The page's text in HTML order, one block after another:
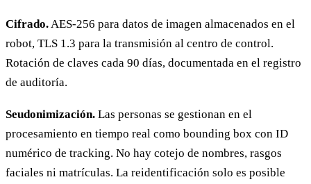
Cifrado. AES-256 para datos de imagen almacenados en el
robot, TLS 1.3 para la transmisión al centro de control.
Rotación de claves cada 90 días, documentada en el registro
de auditoría.
Seudonimización. Las personas se gestionan en el
procesamiento en tiempo real como bounding box con ID
numérico de tracking. No hay cotejo de nombres, rasgos
faciales ni matrículas. La reidentificación solo es posible